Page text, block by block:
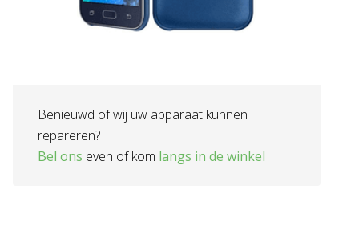
Benieuwd of wij uw apparaat kunnen
repareren?
Bel ons even of kom langs in de winkel